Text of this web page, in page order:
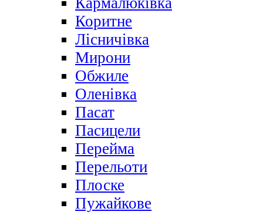
Коритне
Лісничівка
Мирони
Обжиле
Оленівка
Пасат
Пасицели
Перейма
Перельоти
Плоске
Пужайкове